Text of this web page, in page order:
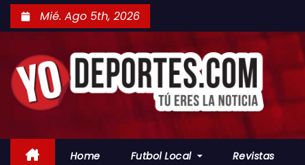
a
l
Mié. Ago 5th, 2026
Home Futbol Local Revistas